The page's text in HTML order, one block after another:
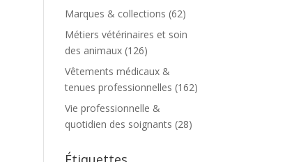
Marques & collections (62)
Métiers vétérinaires et soin
des animaux (126)
Vêtements médicaux &
tenues professionnelles (162)
Vie professionnelle &
quotidien des soignants (28)